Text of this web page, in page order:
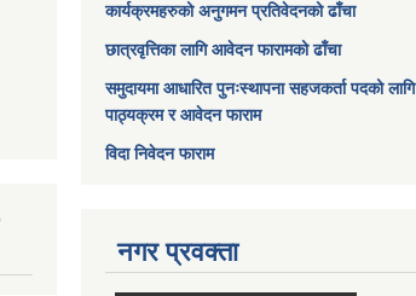
कार्यक्रमहरुको अनुगमन प्रतिवेदनको ढाँचा
छात्रवृत्तिका लागि आवेदन फारामको ढाँचा
समुदायमा आधारित पुनःस्थापना सहजकर्ता पदको लागि
पाठ्यक्रम र आवेदन फाराम
विदा निवेदन फाराम
नगर प्रवक्ता